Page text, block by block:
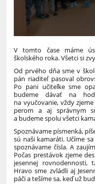
V tomto čase máme
školského roka. Všetci si
Od prvého dňa sme v
pán riaditeľ pasoval
Po pani učiteľke sme
budeme dávať na
na vyučovanie, vždy
perom a aj správnym
a budeme spolu všetci
Spoznávame písmenká,
sú naši kamaráti. Učíme
spoznávame čísla. A
Počas prestávok zjeme
jesennej rovnodennosti,
Hravo sme zvládli aj
páči a tešíme sa, keď už